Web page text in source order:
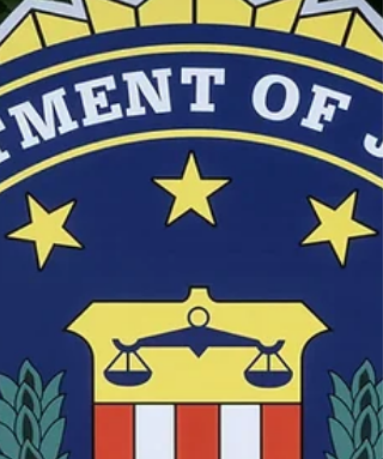
explora unele dintre cele mai timpurii scrieri
psihanalitice despre tată și rolul său în
dezvoltarea copilului. Literatura care descrie
efectele pierderii/absenței tatălui dintr-o
perspectivă a dezvoltării este apo